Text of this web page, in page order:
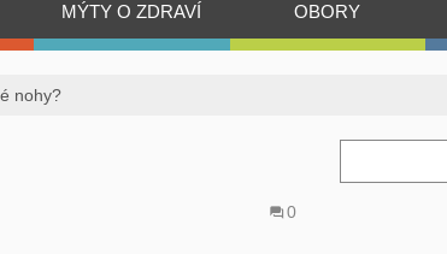
MÝTY O ZDRAVÍ OBORY
nohy?
0